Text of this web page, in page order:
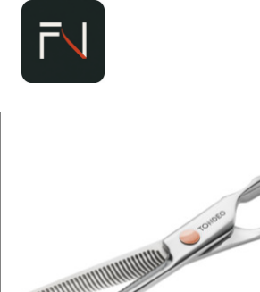
Zum
springen